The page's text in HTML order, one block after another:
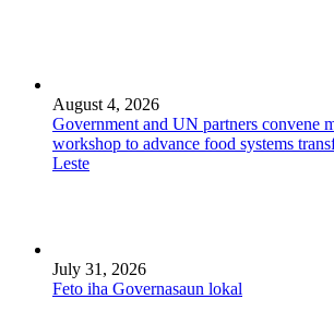
August 4, 2026
Government and UN partners convene
workshop to advance food systems
Leste
July 31, 2026
Feto iha Governasaun lokal